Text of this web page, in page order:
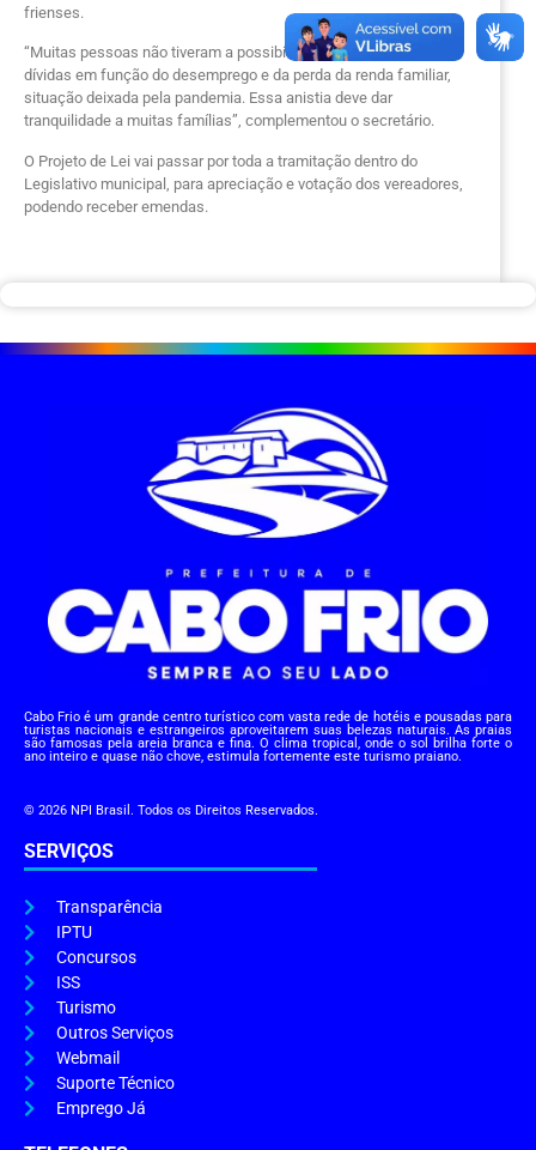
frienses.
“Muitas pessoas não tiveram a possibilidade de quitar suas
dívidas em função do desemprego e da perda da renda familiar,
situação deixada pela pandemia. Essa anistia deve dar
tranquilidade a muitas famílias”, complementou o secretário.
O Projeto de Lei vai passar por toda a tramitação dentro do
Legislativo municipal, para apreciação e votação dos vereadores,
podendo receber emendas.
Cabo Frio é um grande centro turístico com vasta rede de hotéis e pousadas para
turistas nacionais e estrangeiros aproveitarem suas belezas naturais. As praias
são famosas pela areia branca e fina. O clima tropical, onde o sol brilha forte o
ano inteiro e quase não chove, estimula fortemente este turismo praiano.
© 2026 NPI Brasil. Todos os Direitos Reservados.
SERVIÇOS
Transparência
IPTU
Concursos
ISS
Turismo
Outros Serviços
Webmail
Suporte Técnico
Emprego Já